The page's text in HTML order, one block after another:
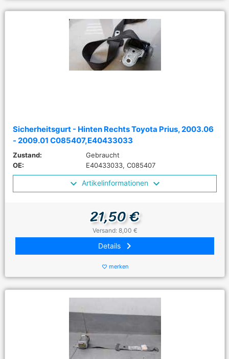
Sicherheitsgurt - Hinten Rechts Toyota Prius, 2003.06
- 2009.01 C085407,E40433033
Zustand:
Gebraucht
OE:
E40433033, C085407
Artikelinformationen
21,50 €
Versand: 8,00 €
Details keyboard_arrow_right
favorite_border merken